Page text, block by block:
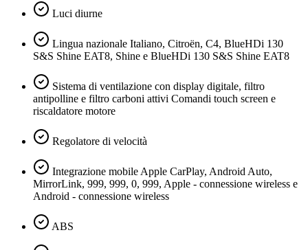
Luci diurne
Lingua nazionale Italiano, Citroën, C4, BlueHDi 130
S&S Shine EAT8, Shine e BlueHDi 130 S&S Shine EAT8
Sistema di ventilazione con display digitale, filtro
antipolline e filtro carboni attivi Comandi touch screen e
riscaldatore motore
Regolatore di velocità
Integrazione mobile Apple CarPlay, Android Auto,
MirrorLink, 999, 999, 0, 999, Apple - connessione wireless e
Android - connessione wireless
ABS